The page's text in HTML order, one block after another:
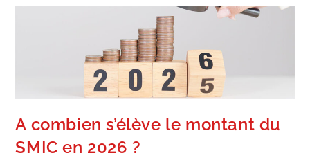
A combien s’élève le montant du
SMIC en 2026 ?